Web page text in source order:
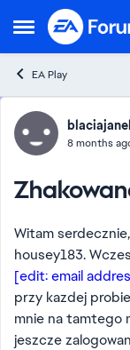
Open Side Menu
Skip to
EA Play
Forum8 months
Witam
housey183.
[edit: email
przy kazdej
mnie na tamtego
jeszcze